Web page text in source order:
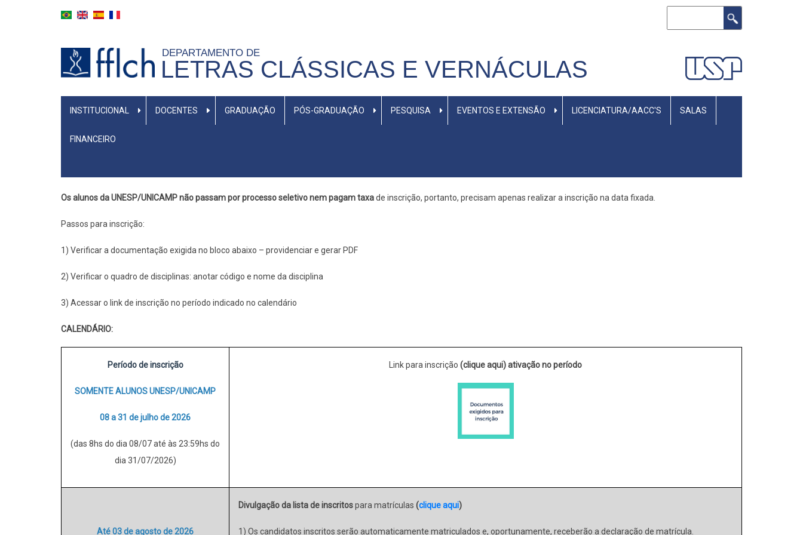
DEPARTAMENTO DE
LETRAS CLÁSSICAS E VERNÁCULAS
MENU
INSTITUCIONAL DOCENTES GRADUAÇÃO PÓS-GRADUAÇÃO PESQUISA EVENTOS E EXTENSÃO LICENCIATURA/AACC'S SALAS
FINANCEIRO
Os alunos da UNESP/UNICAMP não passam por processo seletivo nem pagam taxade inscrição, portanto, precisam apenas realizar a inscrição na data fixada.
Passos para inscrição:
1) Verificar a documentação exigida no bloco abaixo – providenciar e gerar PDF
2) Verificar o quadro de disciplinas: anotar código e nome da disciplina
3) Acessar o link de inscrição no período indicado no calendário
CALENDÁRIO:
Período de inscrição
SOMENTE ALUNOS UNESP/UNICAMP
08 a 31 de julho de 2026
(das 8hs do dia 08/07 até às 23:59hs do
dia 31/07/2026)
Link para inscrição (clique aqui)ativação no período
Até 03 de agosto de 2026
Divulgação da lista de inscritospara matrículas (clique aqui)
1) Os candidatos inscritos serão automaticamente matriculados e, oportunamente, receberão a declaração de matrícula.